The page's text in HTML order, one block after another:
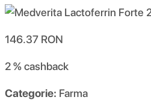
146.37 RON
2 %cashback
Categorie: Farma